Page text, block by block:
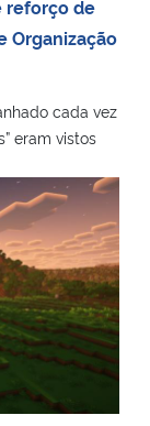
reforço de
Organização
cada vez
eram vistos